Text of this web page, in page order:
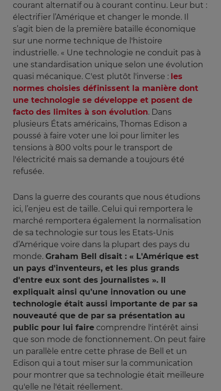
courant alternatif ou à courant continu. Leur but :
électrifier l’Amérique et changer le monde. Il
s’agit bien de la première bataille économique
sur une norme technique de l'histoire
industrielle. « Une technologie ne conduit pas à
une standardisation unique selon une évolution
quasi mécanique. C'est plutôt l'inverse : les
normes choisies définissent la manière dont
une technologie se développe et posent de
facto des limites à son évolution. Dans
plusieurs États américains, Thomas Edison a
poussé à faire voter une loi pour limiter les
tensions à 800 volts pour le transport de
l'électricité mais sa demande a toujours été
refusée.
Dans la guerre des courants que nous étudions
ici, l’enjeu est de taille. Celui qui remportera le
marché remportera également la normalisation
de sa technologie sur tous les Etats-Unis
d’Amérique voire dans la plupart des pays du
monde. Graham Bell disait : « L'Amérique est
un pays d'inventeurs, et les plus grands
d'entre eux sont des journalistes ». Il
expliquait ainsi qu’une innovation ou une
technologie était aussi importante de par sa
nouveauté que de par sa présentation au
public pour lui faire comprendre l'intérêt ainsi
que son mode de fonctionnement. On peut faire
un parallèle entre cette phrase de Bell et un
Edison qui a tout miser sur la communication
pour montrer que sa technologie était meilleure
qu'elle ne l'était réellement.